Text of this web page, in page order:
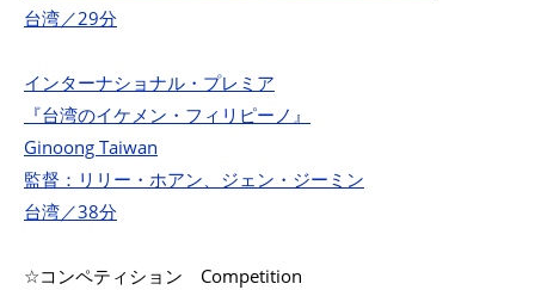
台湾／29分
インターナショナル・プレミア
『台湾のイケメン・フィリピーノ』
Ginoong Taiwan
監督：リリー・ホアン、ジェン・ジーミン
台湾／38分
☆コンペティション Competition